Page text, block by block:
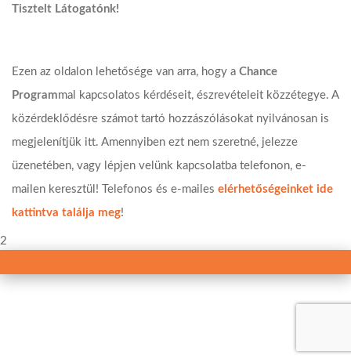
Tisztelt Látogatónk!
Ezen az oldalon lehetősége van arra, hogy a Chance
Programmal kapcsolatos kérdéseit, észrevételeit közzétegye. A
közérdeklődésre számot tartó hozzászólásokat nyilvánosan is
megjelenítjük itt. Amennyiben ezt nem szeretné, jelezze
üzenetében, vagy lépjen velünk kapcsolatba telefonon, e-
mailen keresztül! Telefonos és e-mailes elérhetőségeinket ide
kattintva találja meg!
2